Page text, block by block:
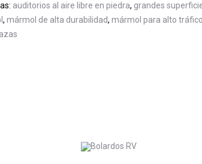
auditorios al aire libre en piedra, grandes
, mármol de alta durabilidad, mármol para alto tráfico